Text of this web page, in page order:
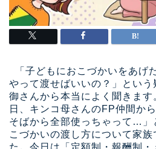
「子どもにおこづかいをあげ
やって渡せばいいの？」とい
御さんから本当によく聞きま
日、キンコ母さんのFP仲間か
そばから全部使っちゃって…」
こづかいの渡し方について家